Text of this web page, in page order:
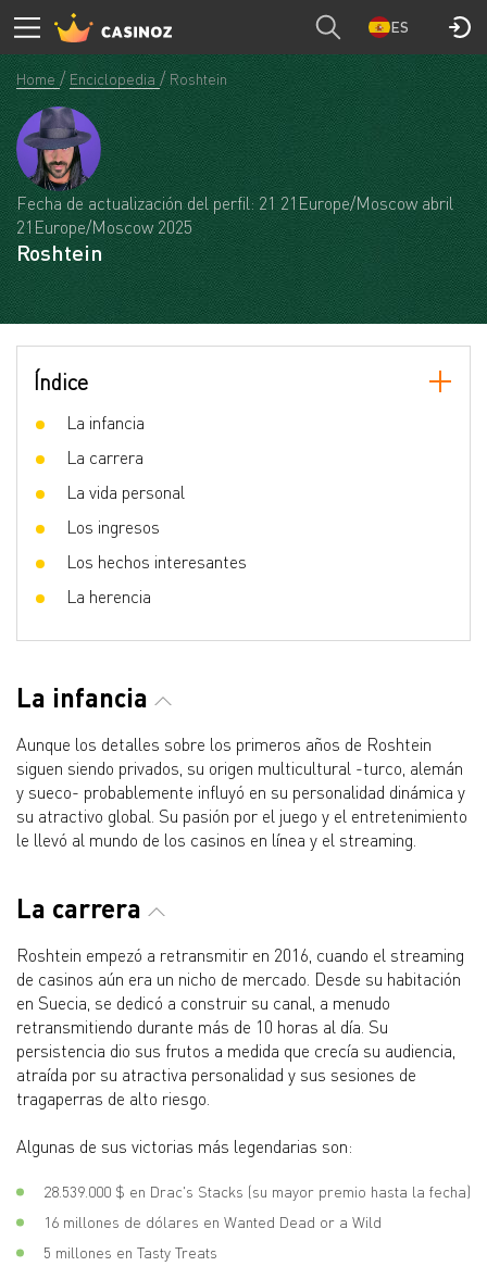
ES
Home Enciclopedia Roshtein
Fecha de actualización del perfil: 21 21Europe/Moscow abril
21Europe/Moscow 2025
Roshtein
Índice
La infancia
La carrera
La vida personal
Los ingresos
Los hechos interesantes
La herencia
La infancia
Aunque los detalles sobre los primeros años de Roshtein
siguen siendo privados, su origen multicultural -turco, alemán
y sueco- probablemente influyó en su personalidad dinámica y
su atractivo global. Su pasión por el juego y el entretenimiento
le llevó al mundo de los casinos en línea y el streaming.
La carrera
Roshtein empezó a retransmitir en 2016, cuando el streaming
de casinos aún era un nicho de mercado. Desde su habitación
en Suecia, se dedicó a construir su canal, a menudo
retransmitiendo durante más de 10 horas al día. Su
persistencia dio sus frutos a medida que crecía su audiencia,
atraída por su atractiva personalidad y sus sesiones de
tragaperras de alto riesgo.
Algunas de sus victorias más legendarias son:
28.539.000 $ en Drac's Stacks (su mayor premio hasta la fecha)
16 millones de dólares en Wanted Dead or a Wild
5 millones en Tasty Treats